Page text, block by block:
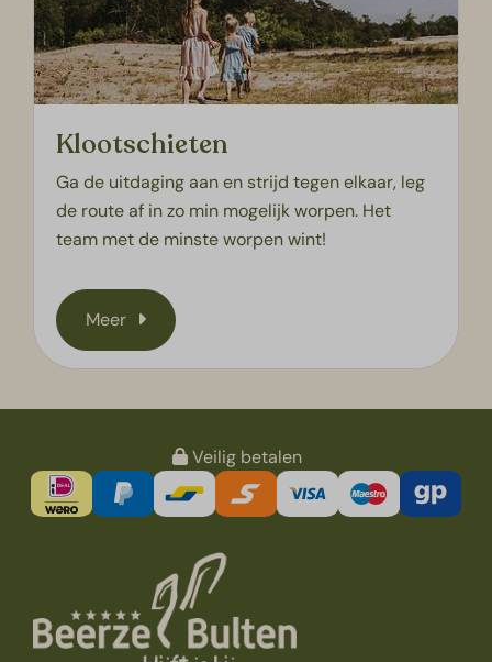
Klootschieten
Ga de uitdaging aan en strijd tegen elkaar, leg
de route af in zo min mogelijk worpen. Het
team met de minste worpen wint!
Meer
Veilig betalen